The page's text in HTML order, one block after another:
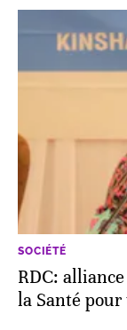
SOCIÉTÉ
RDC:
la Santé